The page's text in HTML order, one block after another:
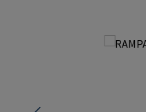
Pomiń galerię zdjęć